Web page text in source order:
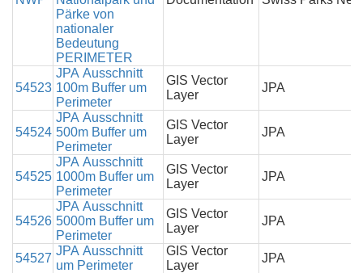
Pärke von
nationaler
Bedeutung
PERIMETER
54523
JPA Ausschnitt
100m Buffer um
Perimeter
GIS Vector
Layer
JPA
54524
JPA Ausschnitt
500m Buffer um
Perimeter
GIS Vector
Layer
JPA
54525
JPA Ausschnitt
1000m Buffer um
Perimeter
GIS Vector
Layer
JPA
54526
JPA Ausschnitt
5000m Buffer um
Perimeter
GIS Vector
Layer
JPA
54527
JPA Ausschnitt
um Perimeter
GIS Vector
Layer
JPA